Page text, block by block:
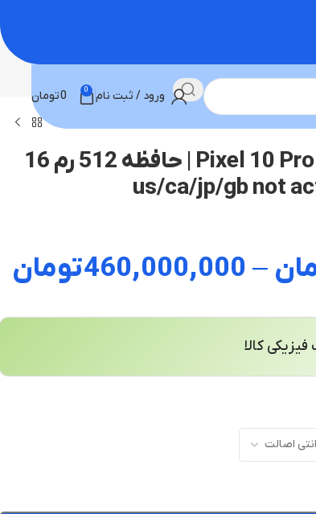
ورود / ثبت نام 0
0تومان
گوشی گوگل Pixel 10 Pro Fold 5G | حافظه 512 رم 16
–
460,000,000تومان
کالا